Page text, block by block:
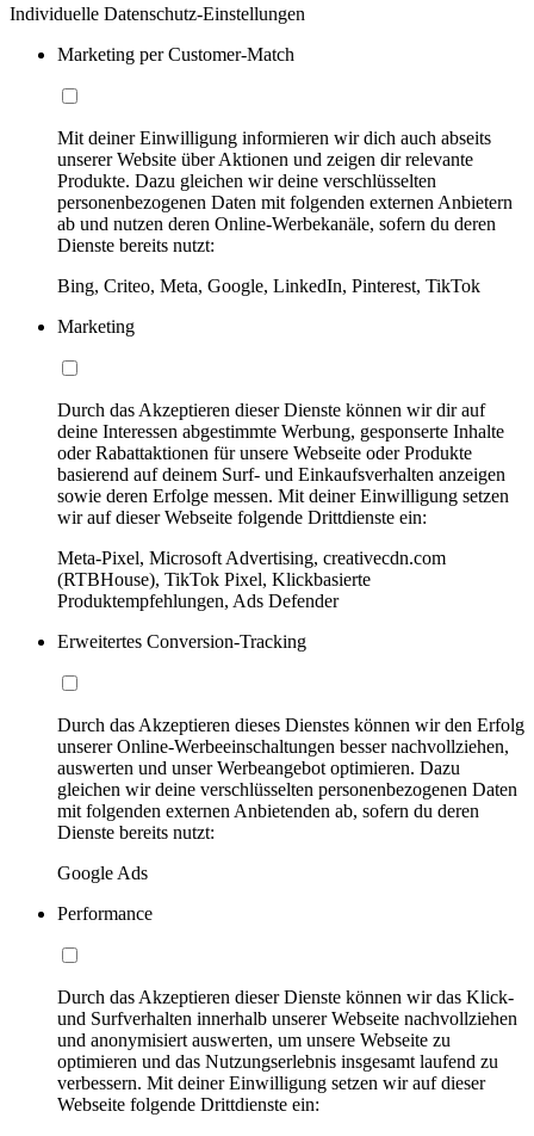
Individuelle Datenschutz-Einstellungen
Marketing per Customer-Match
Mit deiner Einwilligung informieren wir dich auch abseits
unserer Website über Aktionen und zeigen dir relevante
Produkte. Dazu gleichen wir deine verschlüsselten
personenbezogenen Daten mit folgenden externen Anbietern
ab und nutzen deren Online-Werbekanäle, sofern du deren
Dienste bereits nutzt:
Bing, Criteo, Meta, Google, LinkedIn, Pinterest, TikTok
Marketing
Durch das Akzeptieren dieser Dienste können wir dir auf
deine Interessen abgestimmte Werbung, gesponserte Inhalte
oder Rabattaktionen für unsere Webseite oder Produkte
basierend auf deinem Surf- und Einkaufsverhalten anzeigen
sowie deren Erfolge messen. Mit deiner Einwilligung setzen
wir auf dieser Webseite folgende Drittdienste ein:
Meta-Pixel, Microsoft Advertising, creativecdn.com
(RTBHouse), TikTok Pixel, Klickbasierte
Produktempfehlungen, Ads Defender
Erweitertes Conversion-Tracking
Durch das Akzeptieren dieses Dienstes können wir den Erfolg
unserer Online-Werbeeinschaltungen besser nachvollziehen,
auswerten und unser Werbeangebot optimieren. Dazu
gleichen wir deine verschlüsselten personenbezogenen Daten
mit folgenden externen Anbietenden ab, sofern du deren
Dienste bereits nutzt:
Google Ads
Performance
Durch das Akzeptieren dieser Dienste können wir das Klick-
und Surfverhalten innerhalb unserer Webseite nachvollziehen
und anonymisiert auswerten, um unsere Webseite zu
optimieren und das Nutzungserlebnis insgesamt laufend zu
verbessern. Mit deiner Einwilligung setzen wir auf dieser
Webseite folgende Drittdienste ein: